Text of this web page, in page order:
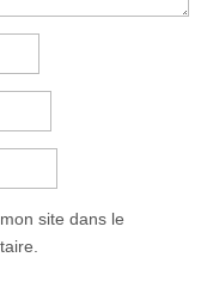
site dans le